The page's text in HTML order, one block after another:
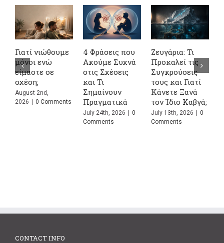
Γιατί νιώθουμε
μόνοι ενώ
είμαστε σε
σχέση;
August 2nd,
2026 | 0 Comments
4 Φράσεις που
Ακούμε Συχνά
στις Σχέσεις
και Τι
Σημαίνουν
Πραγματικά
July 24th, 2026 | 0
Comments
Ζευγάρια: Τι
Προκαλεί τις
Συγκρούσεις
τους και Γιατί
Κάνετε Ξανά
τον Ίδιο Καβγά;
July 13th, 2026 | 0
Comments
CONTACT INFO